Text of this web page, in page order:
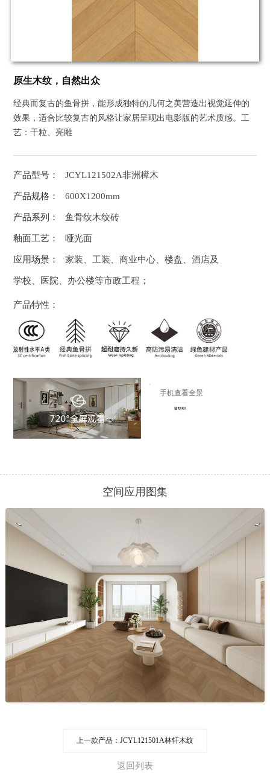
原生木纹，自然出众
经典而复古的鱼骨拼，能形成独特的几何之美营造出视觉延伸的
效果，适合比较复古的风格让家居呈现出电影版的艺术质感。工
艺：干粒、亮雕
产品型号： JCYL121502A非洲樟木
产品规格： 600X1200mm
产品系列： 鱼骨纹木纹砖
釉面工艺： 哑光面
应用场景： 家装、工装、商业中心、楼盘、酒店及
学校、医院、办公楼等市政工程；
产品特性：
手机查看全景
空间应用图集
上一款产品：JCYL121501A林轩木纹
返回列表